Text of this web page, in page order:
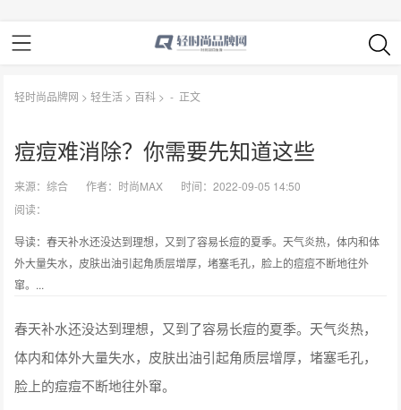
轻时尚品牌网 >轻生活 > 百科 > - 正文
痘痘难消除？你需要先知道这些
来源：综合 作者： 时尚MAX
时间：2022-09-05 14:50
阅读：
导读：春天补水还没达到理想，又到了容易长痘的夏季。天气炎热，体内和体
外大量失水，皮肤出油引起角质层增厚，堵塞毛孔，脸上的痘痘不断地往外
窜。...
春天补水还没达到理想，又到了容易长痘的夏季。天气炎热，
体内和体外大量失水，皮肤出油引起角质层增厚，堵塞毛孔，
脸上的痘痘不断地往外窜。